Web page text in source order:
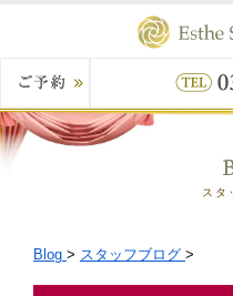
スタ
Blog > スタッフブログ >